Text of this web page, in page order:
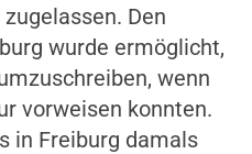
Den
wurde ermöglicht,
wenn
vorweisen konnten.
in Freiburg damals